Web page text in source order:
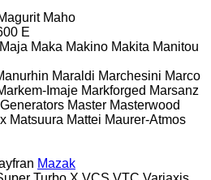
Maho
E
Maja Maka Makino Makita Manitou
Maraldi Marchesini Marco
Imaje Markforged Marsanz
Master Masterwood
Matsuura Mattei Maurer-Atmos
Mazak